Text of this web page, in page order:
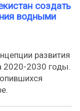
создать
водными
развития
2020-2030 годы.